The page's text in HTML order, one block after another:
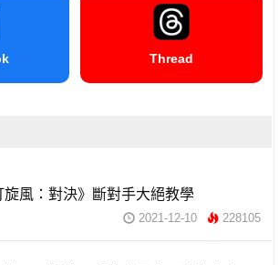
Thread
旋風：對決》斷對手大絕教學
2021-12-10 228105